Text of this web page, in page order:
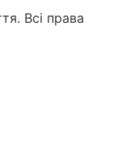
Всі права